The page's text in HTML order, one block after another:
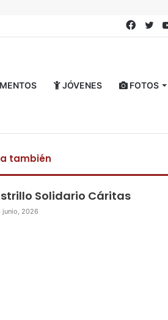
JÓVENES FOTOS
también
Solidario Cáritas
junio, 2026